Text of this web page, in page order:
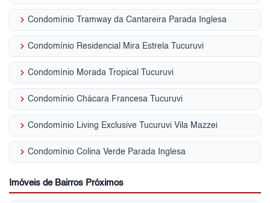
keyboard_arrow_right Condomínio Tramway da Cantareira Parada Inglesa
keyboard_arrow_right Condomínio Residencial Mira Estrela Tucuruvi
keyboard_arrow_right Condomínio Morada Tropical Tucuruvi
keyboard_arrow_right Condomínio Chácara Francesa Tucuruvi
keyboard_arrow_right Condomínio Living Exclusive Tucuruvi Vila Mazzei
keyboard_arrow_right Condomínio Colina Verde Parada Inglesa
Imóveis de Bairros Próximos